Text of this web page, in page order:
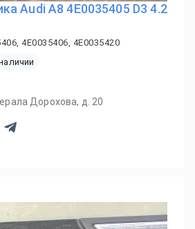
Audi A8 4E0035405 D3 4.2
4E0035406, 4E0035420
Дорохова, д. 20